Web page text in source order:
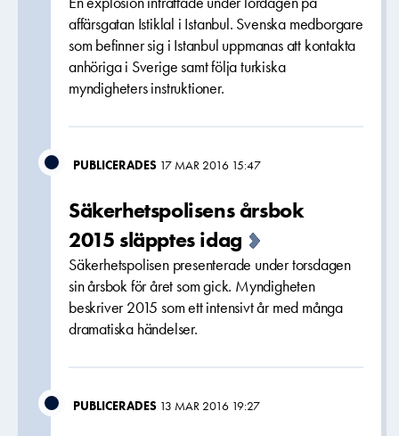
affärsgatan Istiklal i Istanbul. Svenska medborgare
som befinner sig i Istanbul uppmanas att kontakta
anhöriga i Sverige samt följa turkiska
myndigheters instruktioner.
PUBLICERADES 17 MAR 2016 15:47
Säkerhetspolisens årsbok
2015 släpptes idag
Säkerhetspolisen presenterade under torsdagen
sin årsbok för året som gick. Myndigheten
beskriver 2015 som ett intensivt år med många
dramatiska händelser.
PUBLICERADES 13 MAR 2016 19:27